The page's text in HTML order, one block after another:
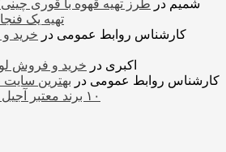
شمیم در طرز تهیه قهوه با قوری
تهیه یک
کارشناس روابط عمومی در خرید
اکبری در خرید و فروش
کارشناس روابط عمومی در بهترین
۱۰ برند معتبر آجیل و خشکبار در ایران